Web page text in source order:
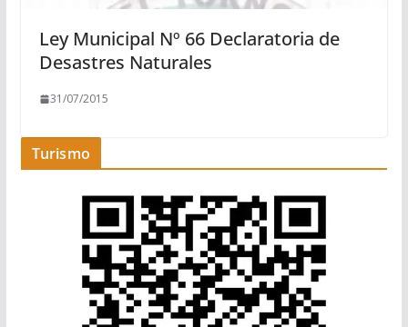
Ley Municipal Nº 66 Declaratoria de
Desastres Naturales
31/07/2015
Turismo